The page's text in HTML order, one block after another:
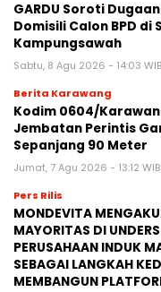
GARDU Soroti
Domisili Calon BPD di
Kampungsawah
Sabtu, 8 Agu 2026 - 14:03 WIB
Berita Karawang
Kodim 0604/
Jembatan Perintis
Sepanjang 90 Meter
Jumat, 7 Agu 2026 - 13:12 WIB
Pers Rilis
MONDEVITA
MAYORITAS DI
PERUSAHAAN INDUK
SEBAGAI LANGKAH
MEMBANGUN